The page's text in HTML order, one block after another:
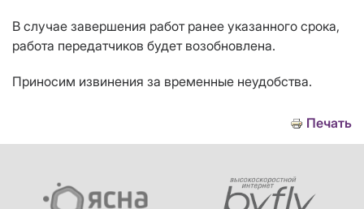
В случае завершения работ ранее указанного срока,
работа передатчиков будет возобновлена.
Приносим извинения за временные неудобства.
Печать